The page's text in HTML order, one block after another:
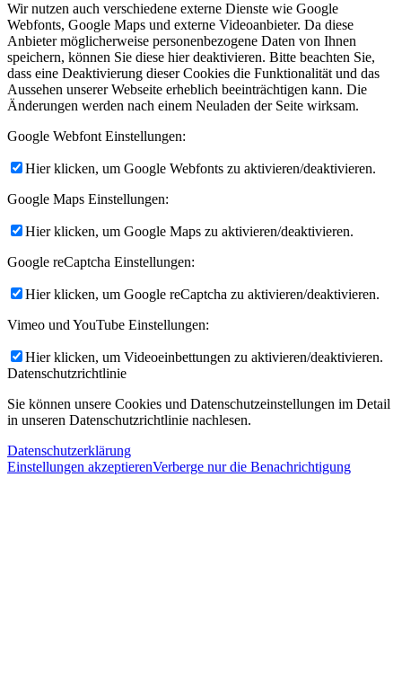
Wir nutzen auch verschiedene externe Dienste wie Google
Webfonts, Google Maps und externe Videoanbieter. Da diese
Anbieter möglicherweise personenbezogene Daten von Ihnen
speichern, können Sie diese hier deaktivieren. Bitte beachten Sie,
dass eine Deaktivierung dieser Cookies die Funktionalität und das
Aussehen unserer Webseite erheblich beeinträchtigen kann. Die
Änderungen werden nach einem Neuladen der Seite wirksam.
Google Webfont Einstellungen:
Hier klicken, um Google Webfonts zu aktivieren/deaktivieren.
Google Maps Einstellungen:
Hier klicken, um Google Maps zu aktivieren/deaktivieren.
Google reCaptcha Einstellungen:
Hier klicken, um Google reCaptcha zu aktivieren/deaktivieren.
Vimeo und YouTube Einstellungen:
Hier klicken, um Videoeinbettungen zu aktivieren/deaktivieren.
Datenschutzrichtlinie
Sie können unsere Cookies und Datenschutzeinstellungen im Detail
in unseren Datenschutzrichtlinie nachlesen.
Datenschutzerklärung
Einstellungen akzeptierenVerberge nur die Benachrichtigung